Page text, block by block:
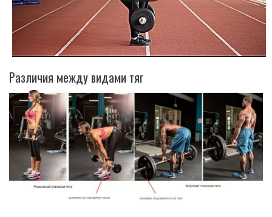
Различия между видами тяг